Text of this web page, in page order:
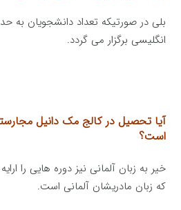
بلی در صورتیکه تعداد دانشجویان به
انگلیسی برگزار می گردد.
آیا تحصیل در کالج مک دانیل
است؟
خیر به زبان آلمانی نیز دوره هایی را
که زبان مادریشان آلمانی است.